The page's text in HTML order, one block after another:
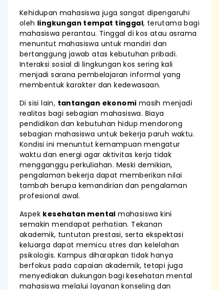
Kehidupan mahasiswa juga sangat dipengaruhi
oleh lingkungan tempat tinggal, terutama bagi
mahasiswa perantau. Tinggal di kos atau asrama
menuntut mahasiswa untuk mandiri dan
bertanggung jawab atas kebutuhan pribadi.
Interaksi sosial di lingkungan kos sering kali
menjadi sarana pembelajaran informal yang
membentuk karakter dan kedewasaan.
Di sisi lain, tantangan ekonomi masih menjadi
realitas bagi sebagian mahasiswa. Biaya
pendidikan dan kebutuhan hidup mendorong
sebagian mahasiswa untuk bekerja paruh waktu.
Kondisi ini menuntut kemampuan mengatur
waktu dan energi agar aktivitas kerja tidak
mengganggu perkuliahan. Meski demikian,
pengalaman bekerja dapat memberikan nilai
tambah berupa kemandirian dan pengalaman
profesional awal.
Aspek kesehatan mental mahasiswa kini
semakin mendapat perhatian. Tekanan
akademik, tuntutan prestasi, serta ekspektasi
keluarga dapat memicu stres dan kelelahan
psikologis. Kampus diharapkan tidak hanya
berfokus pada capaian akademik, tetapi juga
menyediakan dukungan bagi kesehatan mental
mahasiswa melalui layanan konseling dan